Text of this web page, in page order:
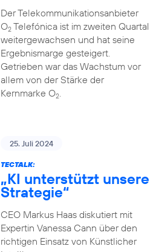
Der Telekommunikationsanbieter
O2Telefónica ist im zweiten Quartal
weitergewachsen und hat seine
Ergebnismarge gesteigert.
Getrieben war das Wachstum vor
allem von der Stärke der
Kernmarke O2.
25. Juli 2024
TECTALK:
„KI unterstützt unsere
Strategie“
CEO Markus Haas diskutiert mit
Expertin Vanessa Cann über den
richtigen Einsatz von Künstlicher